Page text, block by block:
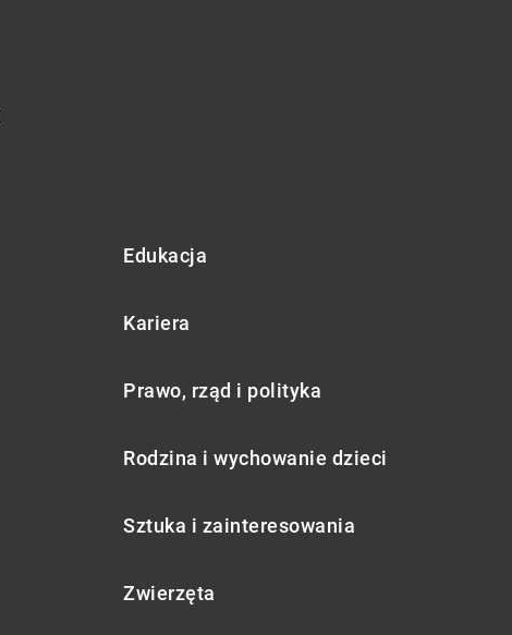
Edukacja
Kariera
Prawo, rząd i polityka
Rodzina i wychowanie dzieci
Sztuka i zainteresowania
Zwierzęta